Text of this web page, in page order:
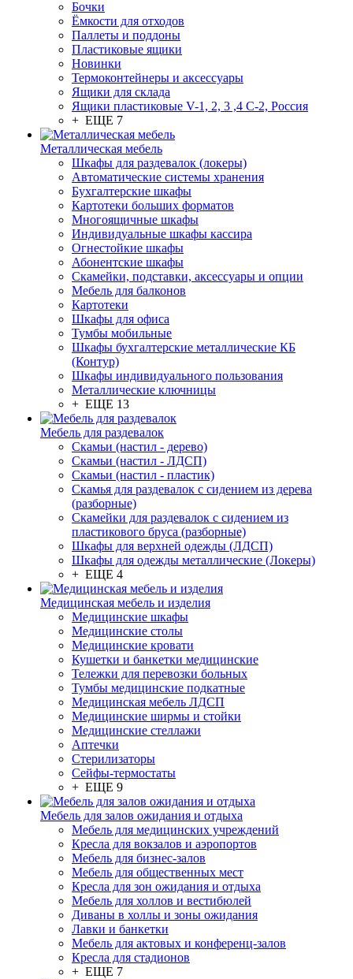
Бочки
Ёмкости для отходов
Паллеты и поддоны
Пластиковые ящики
Новинки
Термоконтейнеры и аксессуары
Ящики для склада
Ящики пластиковые V-1, 2, 3 ,4 С-2, Россия
+ ЕЩЕ 7
Металлическая мебель
Шкафы для раздевалок (локеры)
Автоматические системы хранения
Бухгалтерские шкафы
Картотеки больших форматов
Многоящичные шкафы
Индивидуальные шкафы кассира
Огнестойкие шкафы
Абонентские шкафы
Скамейки, подставки, аксессуары и опции
Мебель для балконов
Картотеки
Шкафы для офиса
Тумбы мобильные
Шкафы бухгалтерские металлические КБ
(Контур)
Шкафы индивидуального пользования
Металлические ключницы
+ ЕЩЕ 13
Мебель для раздевалок
Скамьи (настил - дерево)
Скамьи (настил - ЛДСП)
Скамьи (настил - пластик)
Скамья для раздевалок с сидением из дерева
(разборные)
Скамейки для раздевалок с сидением из
пластикового бруса (разборные)
Шкафы для верхней одежды (ЛДСП)
Шкафы для одежды металлические (Локеры)
+ ЕЩЕ 4
Медицинская мебель и изделия
Медицинские шкафы
Медицинские столы
Медицинские кровати
Кушетки и банкетки медицинские
Тележки для перевозки больных
Тумбы медицинские подкатные
Медицинская мебель ЛДСП
Медицинские ширмы и стойки
Медицинские стеллажи
Аптечки
Стерилизаторы
Сейфы-термостаты
+ ЕЩЕ 9
Мебель для залов ожидания и отдыха
Мебель для медицинских учреждений
Кресла для вокзалов и аэропортов
Мебель для бизнес-залов
Мебель для общественных мест
Кресла для зон ожидания и отдыха
Мебель для холлов и вестибюлей
Диваны в холлы и зоны ожидания
Лавки и банкетки
Мебель для актовых и конференц-залов
Кресла для стадионов
+ ЕЩЕ 7